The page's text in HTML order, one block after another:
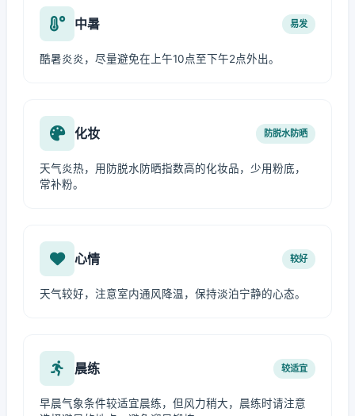
中暑 易发
酷暑炎炎，尽量避免在上午10点至下午2点外出。
化妆 防脱水防晒
天气炎热，用防脱水防晒指数高的化妆品，少用粉底，
常补粉。
心情 较好
天气较好，注意室内通风降温，保持淡泊宁静的心态。
晨练 较适宜
早晨气象条件较适宜晨练，但风力稍大，晨练时请注意